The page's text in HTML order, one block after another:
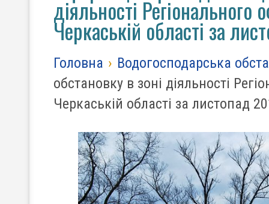
діяльності Регіонального
Черкаській області за
Головна › Водогосподарська
обстановку в зоні діяльності
Черкаській області за листопад